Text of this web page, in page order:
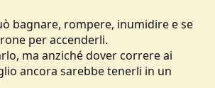
bagnare, rompere, inumidire e se
per accenderli.
ma anziché dover correre ai
ancora sarebbe tenerli in un